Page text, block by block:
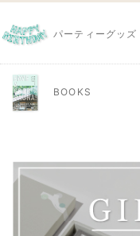
パーティーグッズ
BOOKS